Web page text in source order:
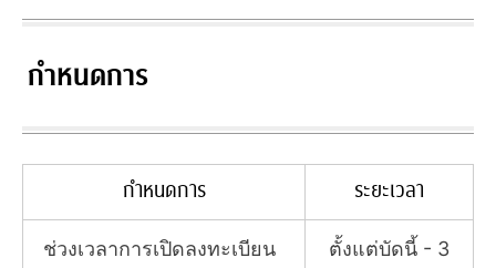
กำหนดการ
กำหนดการ ระยะเวลา
ช่วงเวลาการเปิดลงทะเบียน
ตั้งแต่บัดนี้ - 3